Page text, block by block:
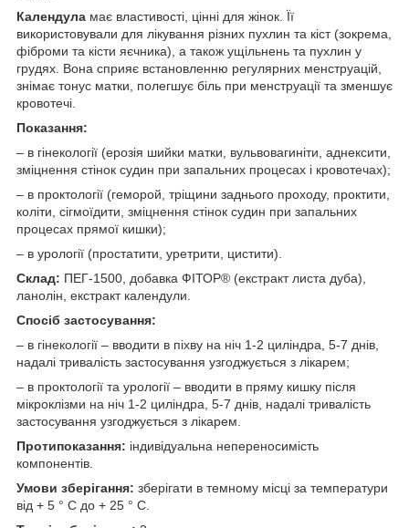
Календула має властивості, цінні для жінок. Її
використовували для лікування різних пухлин та кіст (зокрема,
фіброми та кісти яєчника), а також ущільнень та пухлин у
грудях. Вона сприяє встановленню регулярних менструацій,
знімає тонус матки, полегшує біль при менструації та зменшує
кровотечі.
Показання:
– в гінекології (ерозія шийки матки, вульвовагиніти, аднексити,
зміцнення стінок судин при запальних процесах і кровотечах);
– в проктології (геморой, тріщини заднього проходу, проктити,
коліти, сігмоїдити, зміцнення стінок судин при запальних
процесах прямої кишки);
– в урології (простатити, уретрити, цистити).
Склад: ПЕГ-1500, добавка ФІТОР® (екстракт листа дуба),
ланолін, екстракт календули.
Спосіб застосування:
– в гінекології – вводити в піхву на ніч 1-2 циліндра, 5-7 днів,
надалі тривалість застосування узгоджується з лікарем;
– в проктології та урології – вводити в пряму кишку після
мікроклізми на ніч 1-2 циліндра, 5-7 днів, надалі тривалість
застосування узгоджується з лікарем.
Протипоказання: індивідуальна непереносимість
компонентів.
Умови зберігання: зберігати в темному місці за температури
від + 5 ° С до + 25 ° С.